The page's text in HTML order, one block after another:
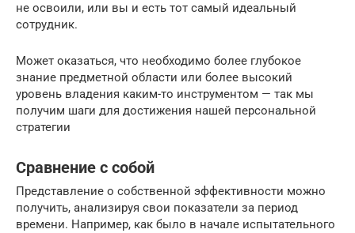
не освоили, или вы и есть тот самый идеальный
сотрудник.
Может оказаться, что необходимо более глубокое
знание предметной области или более высокий
уровень владения каким-то инструментом — так мы
получим шаги для достижения нашей персональной
стратегии
Сравнение с собой
Представление о собственной эффективности можно
получить, анализируя свои показатели за период
времени. Например, как было в начале испытательного